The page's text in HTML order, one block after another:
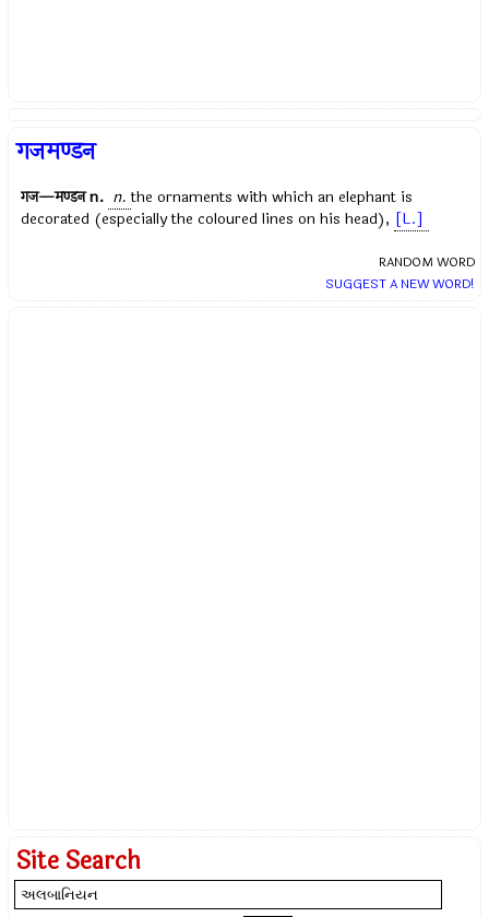
गजमण्डन
गज—मण्डनn. n. the ornaments with which an elephant is
decorated (especially the coloured lines on his head), [L.]
RANDOM WORD
SUGGEST A NEW WORD!
Site Search